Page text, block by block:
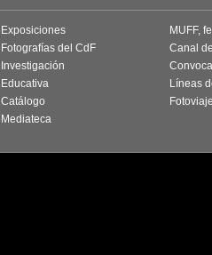
Exposiciones
Fotografías del CdF
Investigación
Educativa
Catálogo
Mediateca
MUFF,
Canal
Líneas